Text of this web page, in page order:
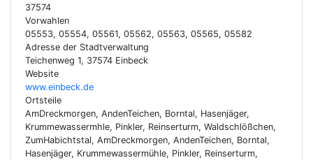
37574
Vorwahlen
05553, 05554, 05561, 05562, 05563, 05565, 05582
Adresse der Stadtverwaltung
Teichenweg 1, 37574 Einbeck
Website
www.einbeck.de
Ortsteile
AmDreckmorgen, AndenTeichen, Borntal, Hasenjäger,
Krummewassermhle, Pinkler, Reinserturm, Waldschlößchen,
ZumHabichtstal, AmDreckmorgen, AndenTeichen, Borntal,
Hasenjäger, Krummewassermühle, Pinkler, Reinserturm,